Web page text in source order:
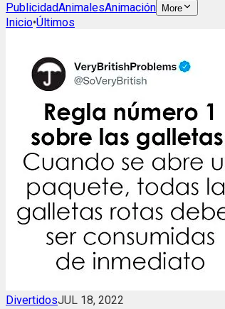
PublicidadAnimalesAnimación More
Inicio•Últimos
DivertidosJUL 18, 2022